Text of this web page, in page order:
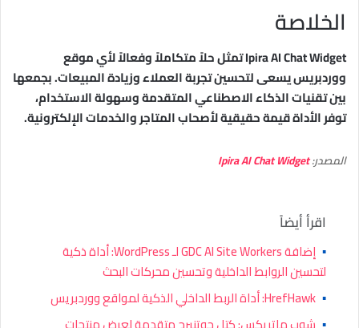
الخلاصة
Ipira AI Chat Widget تمثل حلاً متكاملاً وفعالاً لأي موقع
ووردبريس يسعى لتحسين تجربة العملاء وزيادة المبيعات. بجمعها
بين تقنيات الذكاء الاصطناعي المتقدمة وسهولة الاستخدام،
توفر الأداة قيمة حقيقية لأصحاب المتاجر والخدمات الإلكترونية.
المصدر:Ipira AI Chat Widget
اقرأ أيضاً
▪
إضافة GDC AI Site Workers لـ WordPress: أداة ذكية
لتحسين الروابط الداخلية وتحسين محركات البحث
▪ HrefHawk: أداة الربط الداخلي الذكية لمواقع ووردبريس